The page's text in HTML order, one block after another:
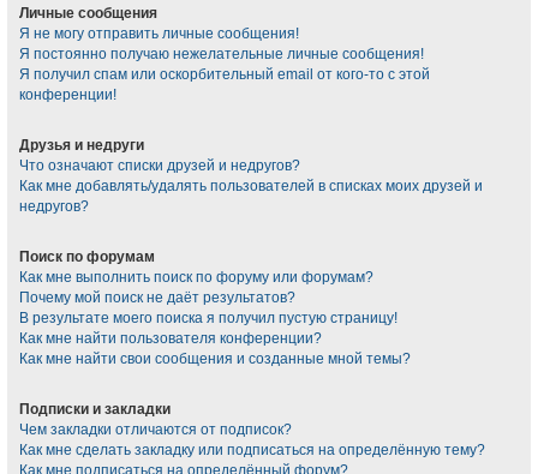
Личные сообщения
Я не могу отправить личные сообщения!
Я постоянно получаю нежелательные личные сообщения!
Я получил спам или оскорбительный email от кого-то с этой
конференции!
Друзья и недруги
Что означают списки друзей и недругов?
Как мне добавлять/удалять пользователей в списках моих друзей и
недругов?
Поиск по форумам
Как мне выполнить поиск по форуму или форумам?
Почему мой поиск не даёт результатов?
В результате моего поиска я получил пустую страницу!
Как мне найти пользователя конференции?
Как мне найти свои сообщения и созданные мной темы?
Подписки и закладки
Чем закладки отличаются от подписок?
Как мне сделать закладку или подписаться на определённую тему?
Как мне подписаться на определённый форум?